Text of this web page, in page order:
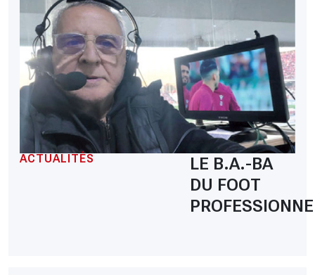
ACTUALITÉS
LE B.A.-BA
DU FOOT